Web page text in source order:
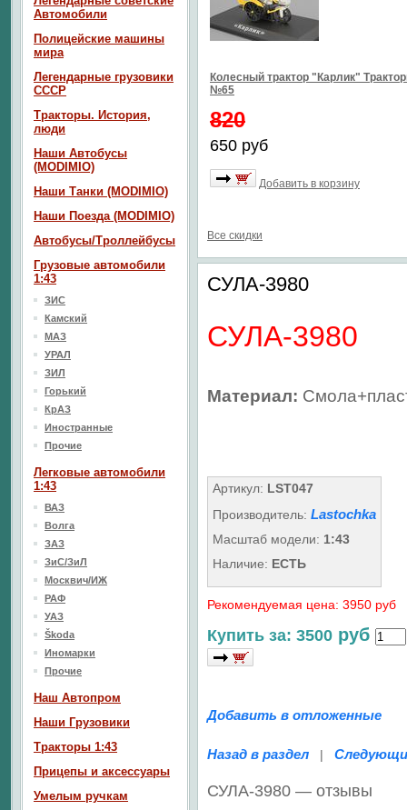
Колесный трактор "Карлик"
№65
820
650 руб
Добавить в корзину
Все скидки
СУЛА-3980
СУЛА-3980
Материал:
Артикул: LST047
Производитель: Lastochka
Масштаб модели: 1:43
Наличие: ЕСТЬ
Рекомендуемая цена: 3950 руб
Купить за: 3500 руб
Добавить в отложенные
Назад в раздел |
СУЛА-3980 — отзывы
Автомобили
Полицейские машины
мира
Легендарные грузовики
СССР
Тракторы. История,
люди
Наши Автобусы
(MODIMIO)
Наши Танки (MODIMIO)
Наши Поезда (MODIMIO)
Автобусы/Троллейбусы
Грузовые автомобили
1:43
ЗИС
Камский
МАЗ
УРАЛ
ЗИЛ
Горький
КрАЗ
Иностранные
Прочие
Легковые автомобили
1:43
ВАЗ
Волга
ЗАЗ
ЗиС/ЗиЛ
Москвич/ИЖ
РАФ
УАЗ
Škoda
Иномарки
Прочие
Наш Aвтопром
Наши Грузовики
Тракторы 1:43
Прицепы и аксессуары
Умелым ручкам